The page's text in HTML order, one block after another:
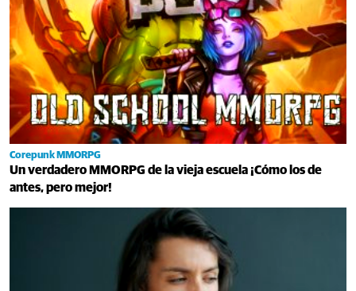
Corepunk MMORPG
Un verdadero MMORPG de la vieja escuela ¡Cómo los de
antes, pero mejor!